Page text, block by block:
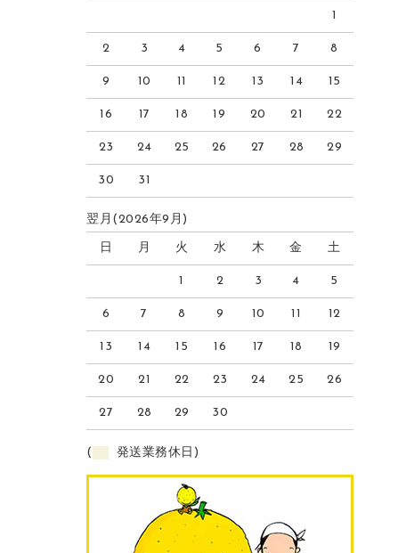
1
2 3 4 5 6 7 8
9 10 11 12 13 14 15
16 17 18 19 20 21 22
23 24 25 26 27 28 29
30 31
翌月(2026年9月)
日 月 火 水 木 金 土
1 2 3 4 5
6 7 8 9 10 11 12
13 14 15 16 17 18 19
20 21 22 23 24 25 26
27 28 29 30
( 発送業務休日)